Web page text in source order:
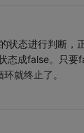
态进行判断，
态成false。只
就终止了。